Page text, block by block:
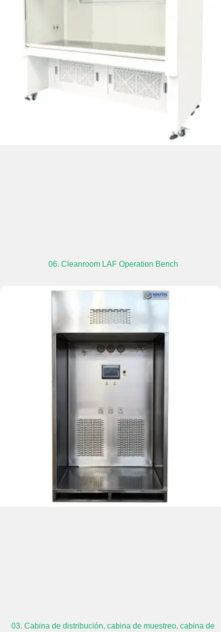
06. Cleanroom LAF Operation Bench
03. Cabina de distribución, cabina de muestreo, cabina de